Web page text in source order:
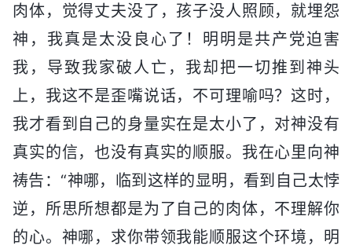
肉体，觉得丈夫没了，孩子没人照顾，就埋怨
神，我真是太没良心了！明明是共产党迫害
我，导致我家破人亡，我却把一切推到神头
上，我这不是歪嘴说话，不可理喻吗？这时，
我才看到自己的身量实在是太小了，对神没有
真实的信，也没有真实的顺服。我在心里向神
祷告：“神哪，临到这样的显明，看到自己太悖
逆，所思所想都是为了自己的肉体，不理解你
的心。神哪，求你带领我能顺服这个环境，明